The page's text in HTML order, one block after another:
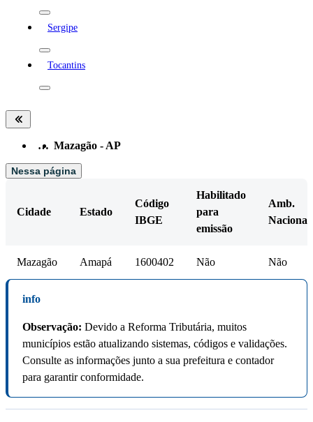
Sergipe
Tocantins
… Mazagão - AP
Nessa página
Cidade Estado
Código
IBGE
Habilitado
para
emissão
Amb.
Nacional
Mazagão Amapá 1600402 Não Não
info
Observação: Devido a Reforma Tributária, muitos
municípios estão atualizando sistemas, códigos e validações.
Consulte as informações junto a sua prefeitura e contador
para garantir conformidade.